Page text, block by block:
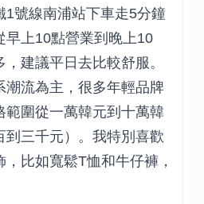
1號線南浦站下車走5分鐘
早上10點營業到晚上10
建議平日去比較舒服。
潮流為主，很多年輕品牌
範圍從一萬韓元到十萬韓
到三千元）。我特別喜歡
比如寬鬆T恤和牛仔褲，